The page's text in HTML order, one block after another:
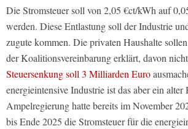
Die Stromsteuer soll von 2,05 €ct/kWh auf
werden. Diese Entlastung soll der Industrie
zugute kommen. Die privaten Haushalte
der Koalitionsvereinbarung erklärt, davon
Steuersenkung soll 3 Milliarden Euro
energieintensive Industrie ist das aber ein
Ampelregierung hatte bereits im November
bis Ende 2025 die Stromsteuer für die